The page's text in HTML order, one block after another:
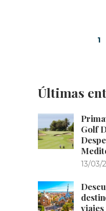
1
Últimas
Golf
13/03/
viajes